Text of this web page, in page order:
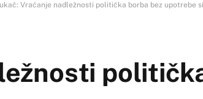
Vraćanje nadležnosti politička borba bez upotrebe